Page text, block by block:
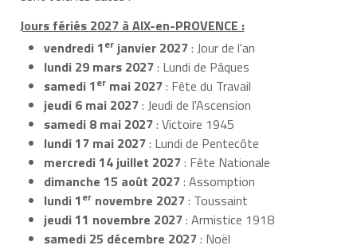
Jours fériés 2027 à AIX-en-PROVENCE :
vendredi 1er janvier 2027: Jour de l'an
lundi 29 mars 2027: Lundi de Pâques
samedi 1er mai 2027: Fête du Travail
jeudi 6 mai 2027: Jeudi de l'Ascension
samedi 8 mai 2027: Victoire 1945
lundi 17 mai 2027: Lundi de Pentecôte
mercredi 14 juillet 2027: Fête Nationale
dimanche 15 août 2027: Assomption
lundi 1er novembre 2027: Toussaint
jeudi 11 novembre 2027: Armistice 1918
samedi 25 décembre 2027: Noël